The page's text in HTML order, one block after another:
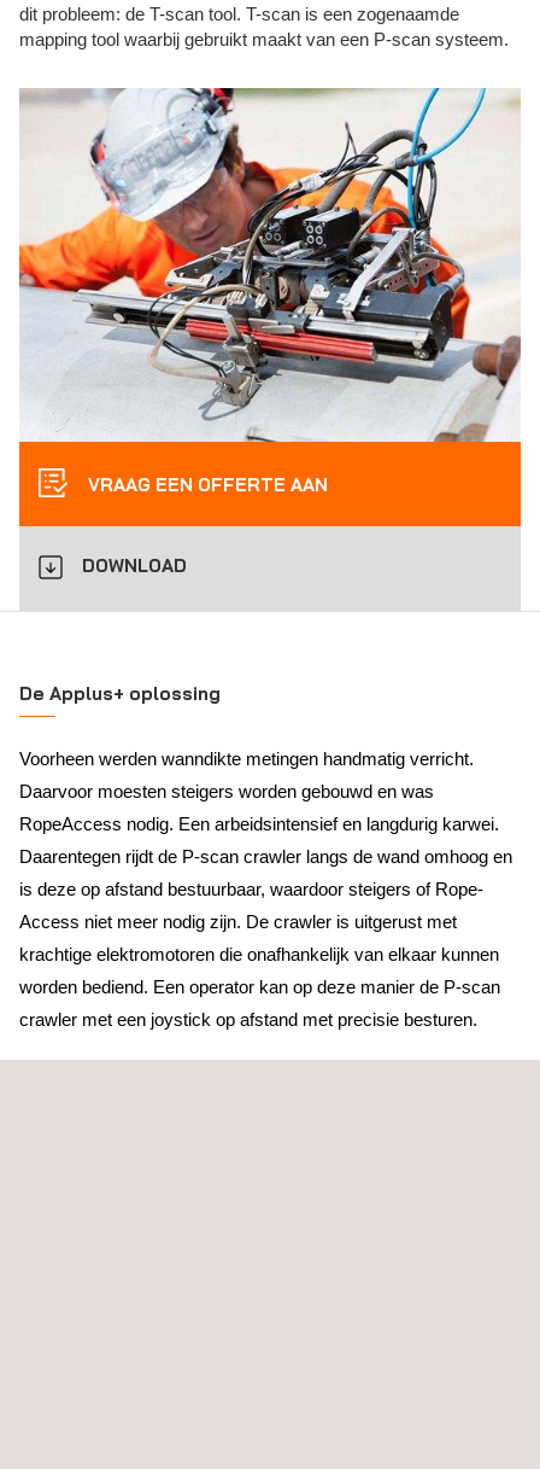
dit probleem: de T-scan tool. T-scan is een zogenaamde
mapping tool waarbij gebruikt maakt van een P-scan systeem.
VRAAG EEN OFFERTE AAN
DOWNLOAD
De Applus+ oplossing
Voorheen werden wanndikte metingen handmatig verricht.
Daarvoor moesten steigers worden gebouwd en was
RopeAccess nodig. Een arbeidsintensief en langdurig karwei.
Daarentegen rijdt de P-scan crawler langs de wand omhoog en
is deze op afstand bestuurbaar, waardoor steigers of Rope-
Access niet meer nodig zijn. De crawler is uitgerust met
krachtige elektromotoren die onafhankelijk van elkaar kunnen
worden bediend. Een operator kan op deze manier de P-scan
crawler met een joystick op afstand met precisie besturen.